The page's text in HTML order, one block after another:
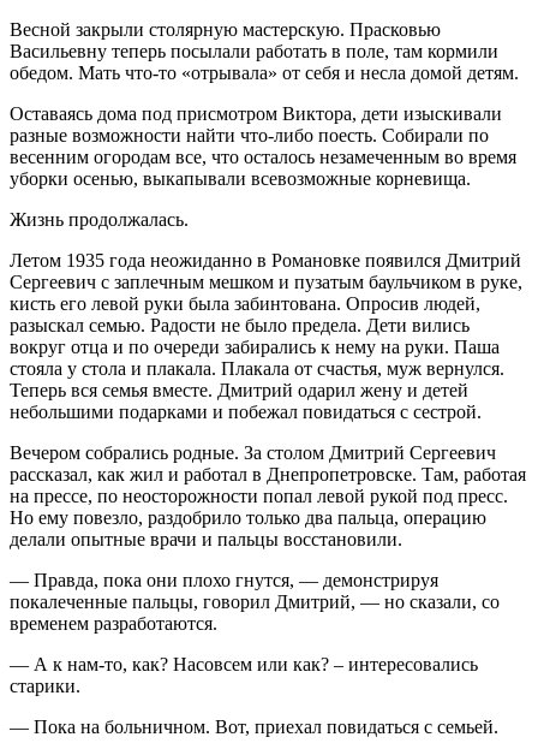
Весной закрыли столярную мастерскую. Прасковью
Васильевну теперь посылали работать в поле, там кормили
обедом. Мать что-то «отрывала» от себя и несла домой детям.
Оставаясь дома под присмотром Виктора, дети изыскивали
разные возможности найти что-либо поесть. Собирали по
весенним огородам все, что осталось незамеченным во время
уборки осенью, выкапывали всевозможные корневища.
Жизнь продолжалась.
Летом 1935 года неожиданно в Романовке появился Дмитрий
Сергеевич с заплечным мешком и пузатым баульчиком в руке,
кисть его левой руки была забинтована. Опросив людей,
разыскал семью. Радости не было предела. Дети вились
вокруг отца и по очереди забирались к нему на руки. Паша
стояла у стола и плакала. Плакала от счастья, муж вернулся.
Теперь вся семья вместе. Дмитрий одарил жену и детей
небольшими подарками и побежал повидаться с сестрой.
Вечером собрались родные. За столом Дмитрий Сергеевич
рассказал, как жил и работал в Днепропетровске. Там, работая
на прессе, по неосторожности попал левой рукой под пресс.
Но ему повезло, раздобрило только два пальца, операцию
делали опытные врачи и пальцы восстановили.
— Правда, пока они плохо гнутся, — демонстрируя
покалеченные пальцы, говорил Дмитрий, — но сказали, со
временем разработаются.
— А к нам-то, как? Насовсем или как? – интересовались
старики.
— Пока на больничном. Вот, приехал повидаться с семьей.